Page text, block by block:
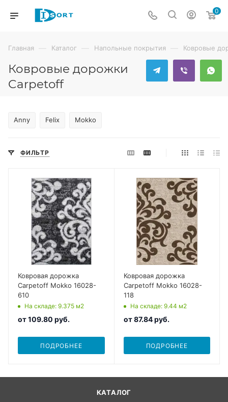
0
Главная — Каталог — Напольные покрытия — Ковровые
Ковровые дорожки
Carpetoff
Anny Felix Mokko
ФИЛЬТР
Ковровая дорожка
Carpetoff Mokko 16028-
610
На складе: 9.375 м2
от109.80 руб.
ПОДРОБНЕЕ
Ковровая дорожка
Carpetoff Mokko 16028-
118
На складе: 9.44 м2
от87.84 руб.
ПОДРОБНЕЕ
КАТАЛОГ